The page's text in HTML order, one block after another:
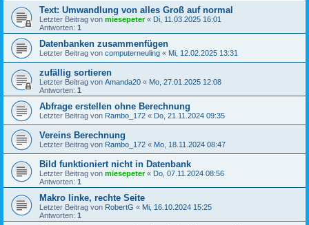
Text: Umwandlung von alles Groß auf normal
Letzter Beitrag von miesepeter« Di, 11.03.2025 16:01
Antworten: 1
Datenbanken zusammenfügen
Letzter Beitrag von computerneuling « Mi, 12.02.2025 13:31
zufällig sortieren
Letzter Beitrag von Amanda20 « Mo, 27.01.2025 12:08
Antworten: 1
Abfrage erstellen ohne Berechnung
Letzter Beitrag von Rambo_172 « Do, 21.11.2024 09:35
Vereins Berechnung
Letzter Beitrag von Rambo_172 « Mo, 18.11.2024 08:47
Bild funktioniert nicht in Datenbank
Letzter Beitrag von miesepeter« Do, 07.11.2024 08:56
Antworten: 1
Makro linke, rechte Seite
Letzter Beitrag von RobertG « Mi, 16.10.2024 15:25
Antworten: 1